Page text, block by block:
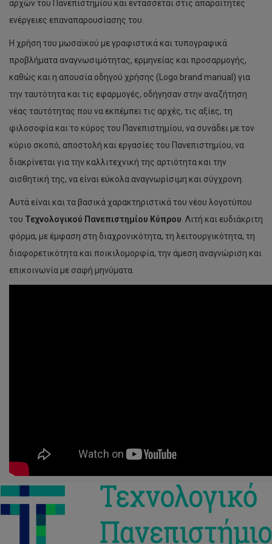
αρχών του Πανεπιστημίου και εντάσσεται στις απαραίτητες
ενέργειες επαναπαρουσίασης του.
Η χρήση του μωσαϊκού με γραφιστικά και τυπογραφικά
προβλήματα αναγνωσιμότητας, ερμηνείας και προσαρμογής,
καθώς και η απουσία οδηγού χρήσης (Logo brand manual) για
την ταυτότητα και τις εφαρμογές, οδήγησαν στην αναζήτηση
νέας ταυτότητας που να εκπέμπει τις αρχές, τις αξίες, τη
φιλοσοφία και το κύρος του Πανεπιστημίου, να συνάδει με τον
κύριο σκοπό, αποστολή και εργασίες του Πανεπιστημίου, να
διακρίνεται για την καλλιτεχνική της αρτιότητα και την
αισθητική της, να είναι εύκολα αναγνωρίσιμη και σύγχρονη.
Αυτά είναι και τα βασικά χαρακτηριστικά του νέου λογοτύπου
του Τεχνολογικού Πανεπιστημίου Κύπρου. Λιτή και ευδιάκριτη
φόρμα, με έμφαση στη διαχρονικότητα, τη λειτουργικότητα, τη
διαφορετικότητα και ποικιλομορφία, την άμεση αναγνώριση και
επικοινωνία με σαφή μηνύματα.